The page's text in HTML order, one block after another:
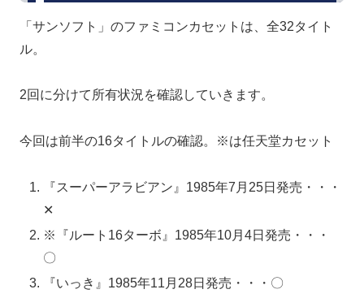
「サンソフト」のファミコンカセットは、全32タイト
ル。
2回に分けて所有状況を確認していきます。
今回は前半の16タイトルの確認。※は任天堂カセット
『スーパーアラビアン』1985年7月25日発売・・・
✕
※『ルート16ターボ』1985年10月4日発売・・・
〇
『いっき』1985年11月28日発売・・・〇